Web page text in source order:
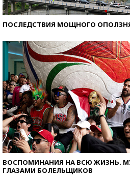
ПОСЛЕДСТВИЯ МОЩНОГО
ВОСПОМИНАНИЯ НА ВСЮ ЖИЗНЬ.
ГЛАЗАМИ БОЛЕЛЬЩИКОВ